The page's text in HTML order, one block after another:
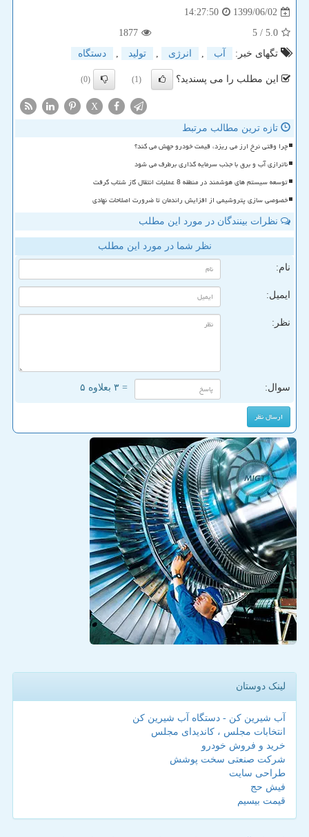
1399/06/02
14:27:50
5.0
/ 5
1877
تگهای خبر:
آب , انرژی , تولید , دستگاه
این مطلب را می پسندید؟ (1)
(0)
X
تازه ترین مطالب مرتبط
چرا وقتی نرخ ارز می ریزد، قیمت خودرو جهش می کند؟
ناترازی آب و برق با جذب سرمایه گذاری برطرف می شود
توسعه سیستم های هوشمند در منطقه 8 عملیات انتقال گاز شتاب گرفت
خصوصی سازی پتروشیمی از افزایش راندمان تا ضرورت اصلاحات نهادی
نظرات بینندگان در مورد این مطلب
نظر شما در مورد این مطلب
نام:
ایمیل:
نظر:
سوال: = ۳ بعلاوه ۵
لینک دوستان
آب شیرین کن - دستگاه آب شیرین کن
انتخابات مجلس ، کاندیدای مجلس
خرید و فروش خودرو
شرکت صنعتی سخت پوشش
طراحی سایت
فیش حج
قیمت بیسیم